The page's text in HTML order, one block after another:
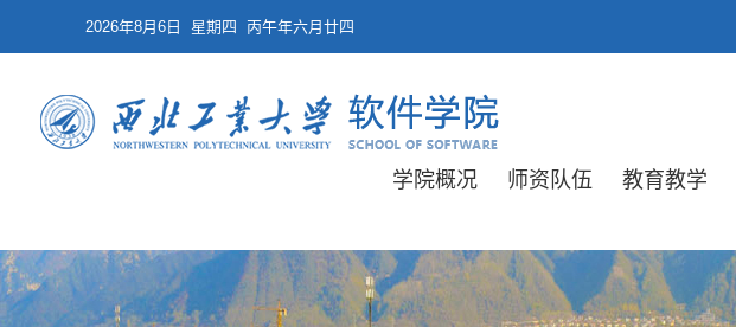
2026年8月6日 星期四 丙午年六月廿四
学院概况 师资队伍 教育教学